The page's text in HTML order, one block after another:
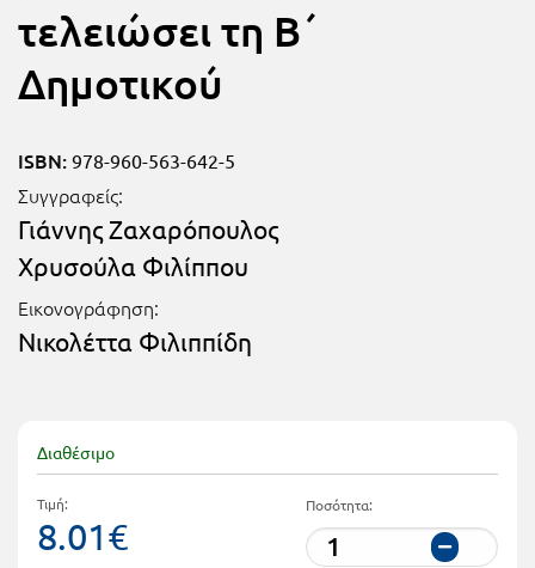
Θεματικά
Ημερολόγια
Εκπαιδευτικών
Δραστηριοτήτων
Εκπαίδευση
STE(A)M
Εκπαίδευση
ενηλίκων –
Βιβλιοθήκη
εκπαιδευτικού
Τάξη
Τάξη
Γ΄
Τάξη
Λύκειο
Τάξη
Γ΄
Τάξη
τελειώσει τη B΄
Δημοτικού
ISBN: 978-960-563-642-5
Συγγραφείς:
Γιάννης Ζαχαρόπουλος
Χρυσούλα Φιλίππου
Εικονογράφηση:
Νικολέττα Φιλιππίδη
Διαθέσιμο
Τιμή:
8.01€
Ποσότητα: